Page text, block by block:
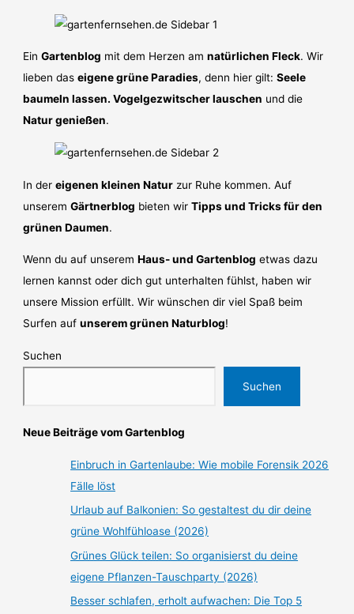
EinGartenblog mit dem Herzen amnatürlichen Fleck. Wir
lieben daseigene grüne Paradies, denn hier gilt:Seele
baumeln lassen. Vogelgezwitscher lauschen und die
Natur genießen.
In dereigenen kleinen Natur zur Ruhe kommen. Auf
unseremGärtnerblog bieten wirTipps und Tricks für den
grünen Daumen.
Wenn du auf unseremHaus- und Gartenblog etwas dazu
lernen kannst oder dich gut unterhalten fühlst, haben wir
unsere Mission erfüllt. Wir wünschen dir viel Spaß beim
Surfen aufunserem grünen Naturblog!
Suchen
Suchen
Neue Beiträge vom Gartenblog
Einbruch in Gartenlaube: Wie mobile Forensik 2026
Fälle löst
Urlaub auf Balkonien: So gestaltest du dir deine
grüne Wohlfühloase (2026)
Grünes Glück teilen: So organisierst du deine
eigene Pflanzen-Tauschparty (2026)
Besser schlafen, erholt aufwachen: Die Top 5